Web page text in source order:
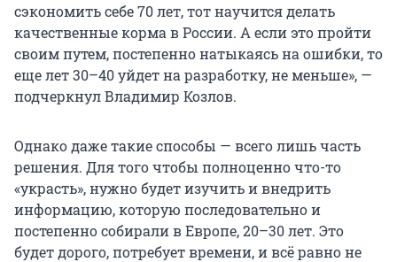
сэкономить себе 70 лет, тот научится делать
качественные корма в России. А если это пройти
своим путем, постепенно натыкаясь на ошибки, то
еще лет 30–40 уйдет на разработку, не меньше», —
подчеркнул Владимир Козлов.
Однако даже такие способы — всего лишь часть
решения. Для того чтобы полноценно что-то
«украсть», нужно будет изучить и внедрить
информацию, которую последовательно и
постепенно собирали в Европе, 20–30 лет. Это
будет дорого, потребует времени, и всё равно не